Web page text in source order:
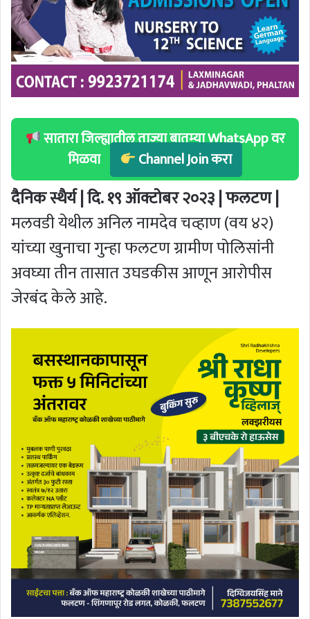
सातारा जिल्ह्यातील ताज्या बातम्या WhatsApp वर
मिळवा
Channel Join करा
दैनिक स्थैर्य | दि. १९ ऑक्टोबर २०२३ | फलटण |
मलवडी येथील अनिल नामदेव चव्हाण (वय ४२)
यांच्या खुनाचा गुन्हा फलटण ग्रामीण पोलिसांनी
अवघ्या तीन तासात उघडकीस आणून आरोपीस
जेरबंद केले आहे.